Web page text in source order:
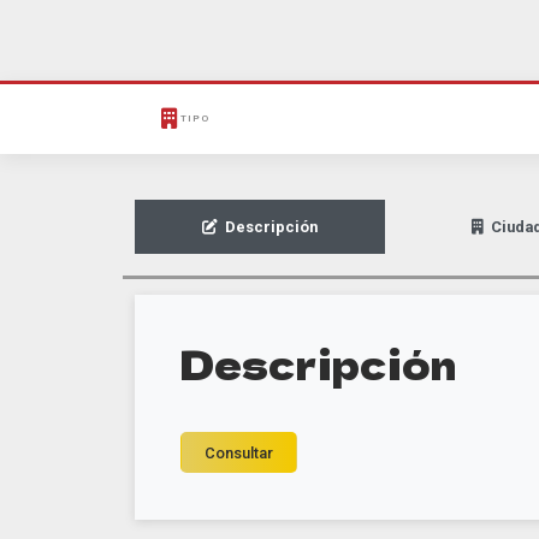
TIPO
Descripción
Descripción
Consultar